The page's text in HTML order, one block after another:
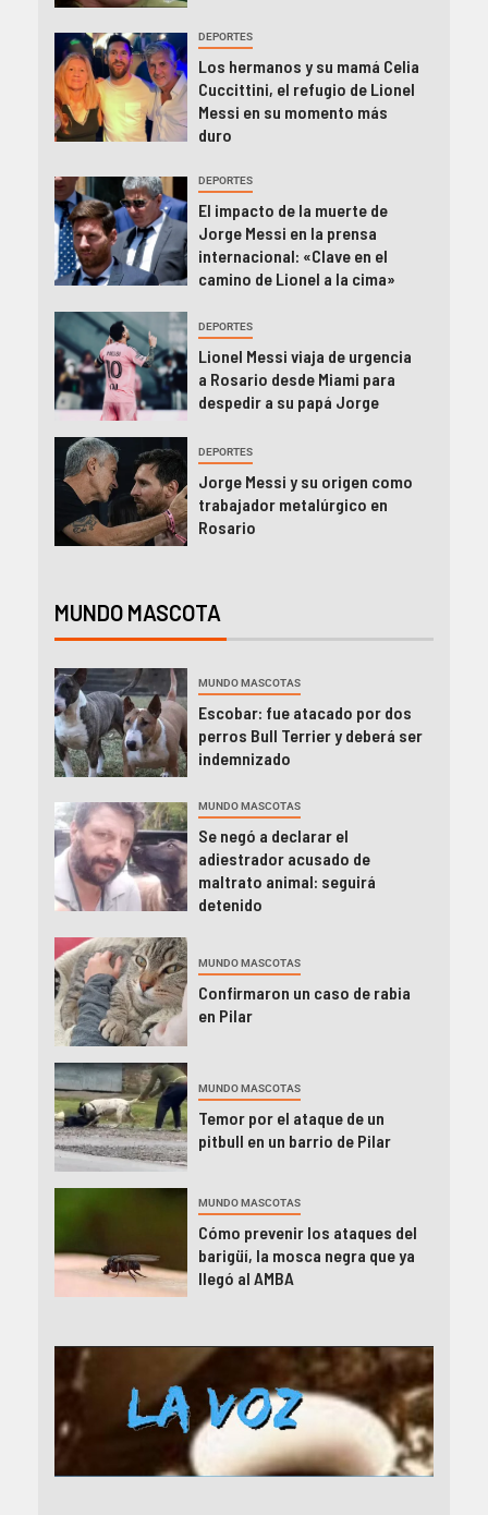
DEPORTES
Los hermanos y su mamá Celia
Cuccittini, el refugio de Lionel
Messi en su momento más
duro
DEPORTES
El impacto de la muerte de
Jorge Messi en la prensa
internacional: «Clave en el
camino de Lionel a la cima»
DEPORTES
Lionel Messi viaja de urgencia
a Rosario desde Miami para
despedir a su papá Jorge
DEPORTES
Jorge Messi y su origen como
trabajador metalúrgico en
Rosario
MUNDO MASCOTA
MUNDO MASCOTAS
Escobar: fue atacado por dos
perros Bull Terrier y deberá ser
indemnizado
MUNDO MASCOTAS
Se negó a declarar el
adiestrador acusado de
maltrato animal: seguirá
detenido
MUNDO MASCOTAS
Confirmaron un caso de rabia
en Pilar
MUNDO MASCOTAS
Temor por el ataque de un
pitbull en un barrio de Pilar
MUNDO MASCOTAS
Cómo prevenir los ataques del
barigüí, la mosca negra que ya
llegó al AMBA